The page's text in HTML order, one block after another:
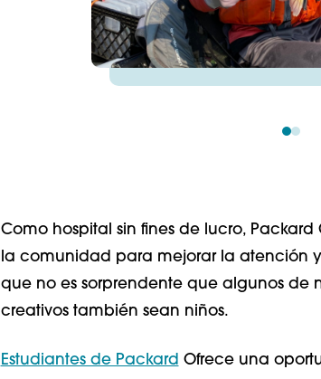
Como hospital sin fines de lucro,
la comunidad para mejorar la atención
que no es sorprendente que algunos de
creativos también sean niños.
Estudiantes de Packard Ofrece una